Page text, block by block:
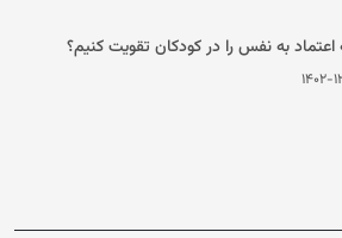
اعتماد به نفس را در کودکان تقویت کنیم؟
۱۲-۵